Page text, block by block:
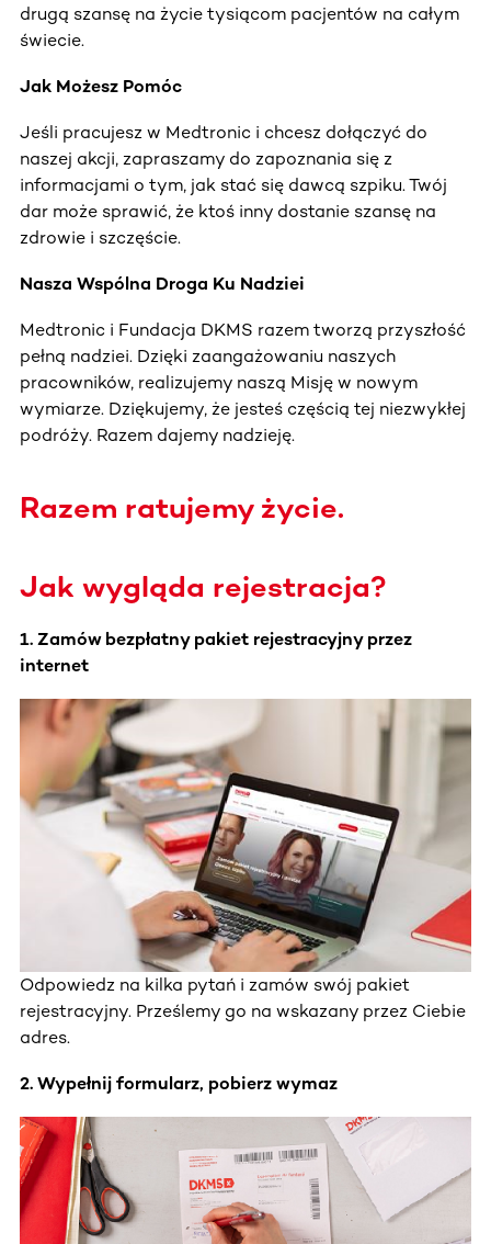
drugą szansę na życie tysiącom pacjentów na całym
świecie.
Jak Możesz Pomóc
Jeśli pracujesz w Medtronic i chcesz dołączyć do
naszej akcji, zapraszamy do zapoznania się z
informacjami o tym, jak stać się dawcą szpiku. Twój
dar może sprawić, że ktoś inny dostanie szansę na
zdrowie i szczęście.
Nasza Wspólna Droga Ku Nadziei
Medtronic i Fundacja DKMS razem tworzą przyszłość
pełną nadziei. Dzięki zaangażowaniu naszych
pracowników, realizujemy naszą Misję w nowym
wymiarze. Dziękujemy, że jesteś częścią tej niezwykłej
podróży. Razem dajemy nadzieję.
Razem ratujemy życie.
Jak wygląda rejestracja?
1. Zamów bezpłatny pakiet rejestracyjny przez
internet
Odpowiedz na kilka pytań i zamów swój pakiet
rejestracyjny. Prześlemy go na wskazany przez Ciebie
adres.
2. Wypełnij formularz, pobierz wymaz